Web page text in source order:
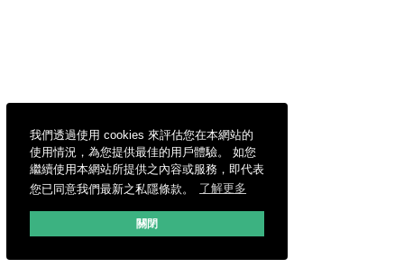
我們透過使用 cookies 來評估您在本網站的
使用情況，為您提供最佳的用戶體驗。 如您
繼續使用本網站所提供之內容或服務，即代表
您已同意我們最新之私隱條款。
了解更多
關閉